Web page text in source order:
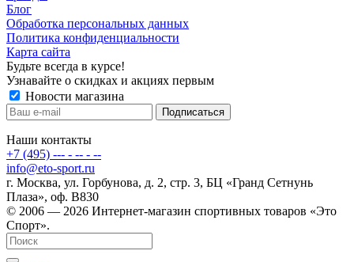
Блог
Обработка персональных данных
Политика конфиденциальности
Карта сайта
Будьте всегда в курсе!
Узнавайте о скидках и акциях первым
Новости магазина
Наши контакты
+7 (495) --- - -- - --
info@eto-sport.ru
г. Москва, ул. Горбунова, д. 2, стр. 3, БЦ «Гранд Сетнунь
Плаза», оф. В830
© 2006 — 2026 Интернет-магазин спортивных товаров «Это
Спорт».